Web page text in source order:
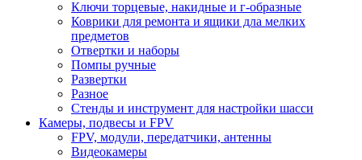
Ключи торцевые, накидные и г-образные
Коврики для ремонта и ящики дла мелких
предметов
Отвертки и наборы
Помпы ручные
Развертки
Разное
Стенды и инструмент для настройки шасси
Камеры, подвесы и FPV
FPV, модули, передатчики, антенны
Видеокамеры